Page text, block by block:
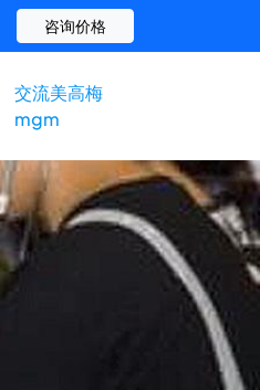
咨询价格
交流美高梅
mgm